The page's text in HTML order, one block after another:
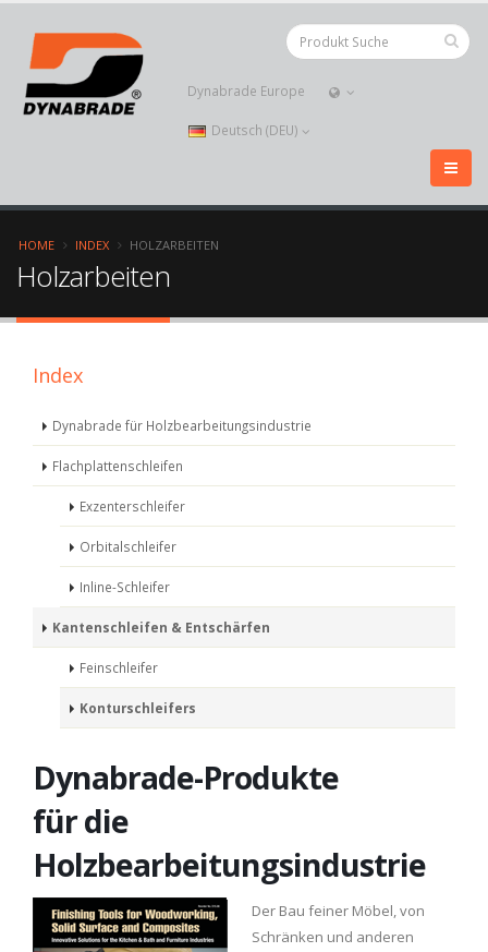
Dynabrade Europe
Deutsch (DEU)
HOME INDEX HOLZARBEITEN
Holzarbeiten
Index
Dynabrade für Holzbearbeitungsindustrie
Flachplattenschleifen
Exzenterschleifer
Orbitalschleifer
Inline-Schleifer
Kantenschleifen & Entschärfen
Feinschleifer
Konturschleifers
Dynabrade-Produkte
für die
Holzbearbeitungsindustrie
Der Bau feiner Möbel, von
Schränken und anderen